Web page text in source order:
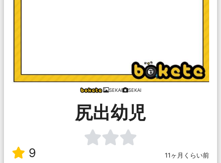
SEKAI SEKAI
尻出幼児
9 11ヶ月くらい前